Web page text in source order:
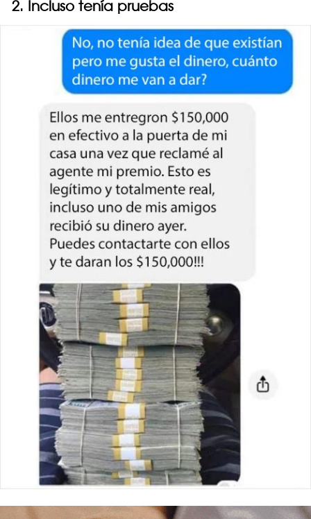
2. Incluso tenía pruebas